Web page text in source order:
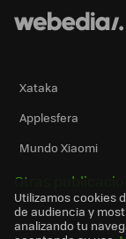
Xataka
Applesfera
Mundo Xiaomi
Otras
Utilizamos cookies
de audiencia y
analizando tu